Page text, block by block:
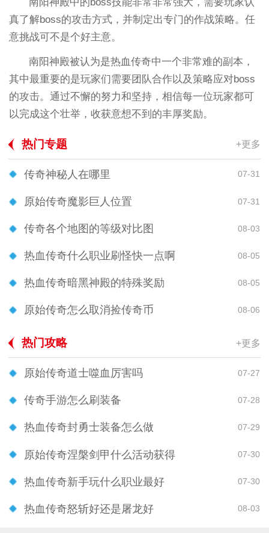
真了解boss的攻击方式，并制定出专门的作战策略。任
意挑战可不是个好主意。
南阳神殿被认为是热血传奇中一个非常难的副本，
其中最重要的是玩家们需要团队合作以及策略应对boss
的攻击。通过不懈的努力和坚持，相信每一位玩家都可
以完成这个壮举，收获意想不到的丰厚奖励。
热门专题 +更多
传奇神秘人在哪里 07-31
原始传奇魔影巨人位置 07-31
传奇各个地图的等级对比图 08-03
热血传奇什么职业刷怪快一点啊 08-05
热血传奇暗黑神殿的特殊奖励 08-05
原始传奇怎么取消捡传奇币 08-06
热门攻略 +更多
原始传奇道士噬血厉害吗 07-27
传奇手游怎么刷装备 07-28
热血传奇封勇士装备怎么做 07-29
原始传奇涅槃剑甲什么活动获得 07-30
热血传奇新手玩什么职业最好 07-30
热血传奇怒斩好还是屠龙好 08-03